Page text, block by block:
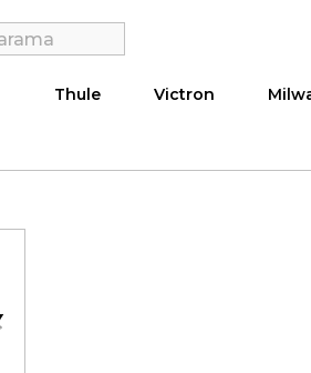
Thule Victron